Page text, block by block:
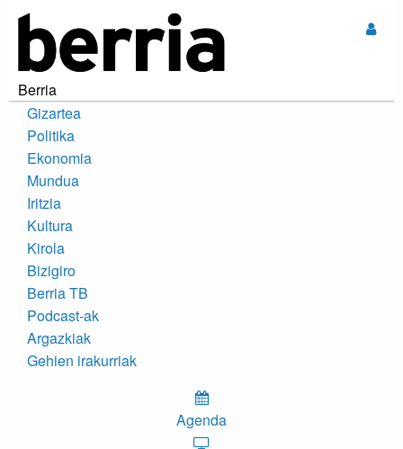
Berria
Gizartea
Politika
Ekonomia
Mundua
Iritzia
Kultura
Kirola
Bizigiro
Berria TB
Podcast-ak
Argazkiak
Gehien irakurriak
Agenda